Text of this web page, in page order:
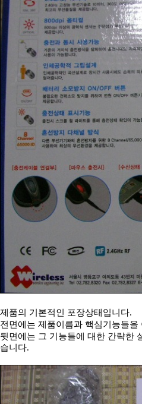
제품의 기본적인 포장상태입니다.
전면에는 제품이름과 핵심기능들
뒷면에는 그 기능들에 대한 간략한
습니다.